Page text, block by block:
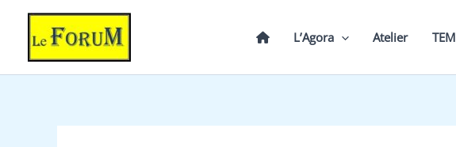
contenu
L’Agora Atelier TEM